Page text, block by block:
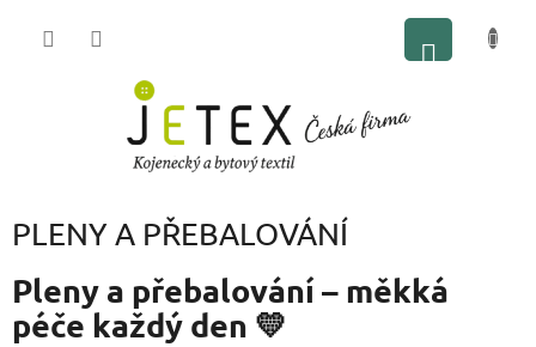
PLENY A PŘEBALOVÁNÍ
Pleny a přebalování – měkká
péče každý den 💛